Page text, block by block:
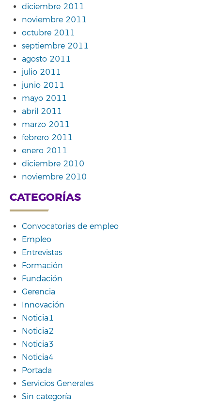
diciembre 2011
noviembre 2011
octubre 2011
septiembre 2011
agosto 2011
julio 2011
junio 2011
mayo 2011
abril 2011
marzo 2011
febrero 2011
enero 2011
diciembre 2010
noviembre 2010
CATEGORÍAS
Convocatorias de empleo
Empleo
Entrevistas
Formación
Fundación
Gerencia
Innovación
Noticia1
Noticia2
Noticia3
Noticia4
Portada
Servicios Generales
Sin categoría